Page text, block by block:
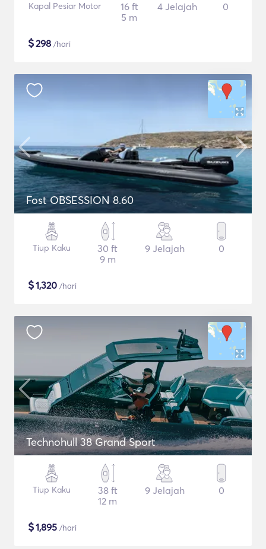
Kapal Pesiar Motor
16 ft
5 m
4 Jelajah 0
$298 /hari
Fost OBSESSION 8.60
Tiup Kaku
30 ft
9 m
9 Jelajah 0
$1,320 /hari
Technohull 38 Grand Sport
Tiup Kaku
38 ft
12 m
9 Jelajah 0
$1,895 /hari